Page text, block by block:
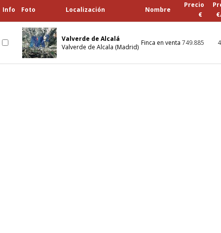
Info Foto Localización Nombre
Precio
€
Valverde de Alcalá
Valverde de Alcala (Madrid)
Finca en venta 749.885